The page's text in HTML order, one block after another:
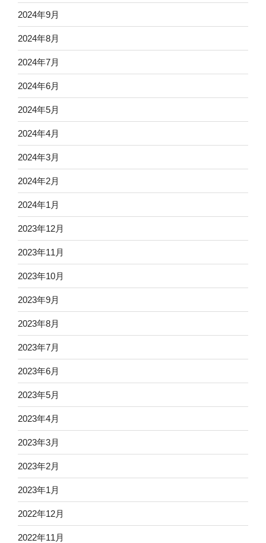
2024年9月
2024年8月
2024年7月
2024年6月
2024年5月
2024年4月
2024年3月
2024年2月
2024年1月
2023年12月
2023年11月
2023年10月
2023年9月
2023年8月
2023年7月
2023年6月
2023年5月
2023年4月
2023年3月
2023年2月
2023年1月
2022年12月
2022年11月